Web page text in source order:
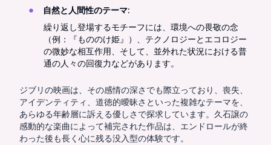
自然と人間性のテーマ:
繰り返し登場するモチーフには、環境への畏敬の念
（例：『もののけ姫』）、テクノロジーとエコロジー
の微妙な相互作用、そして、並外れた状況における普
通の人々の回復力などがあります。
ジブリの映画は、その感情の深さでも際立っており、喪失、
アイデンティティ、道徳的曖昧さといった複雑なテーマを、
あらゆる年齢層に訴える優しさで探求しています。久石譲の
感動的な楽曲によって補完された作品は、エンドロールが終
わった後も長く心に残る没入型の体験です。